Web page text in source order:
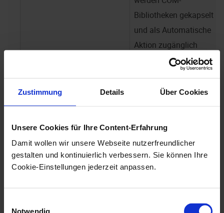
Zustimmung Details Über Cookies
Unsere Cookies für Ihre Content-Erfahrung
Damit wollen wir unsere Webseite nutzerfreundlicher
gestalten und kontinuierlich verbessern. Sie können Ihre
Cookie-Einstellungen jederzeit anpassen.
Notwendig
Bibliotheken gekapselt
und als Automatische
Aktion zugänglich
direkt SQL-Statements
Ergebnisse in Form von
Recordsets an VB-
Skripte zu übergeben.
Multipage-Tiff Erzeugung
Dokumenttyps in